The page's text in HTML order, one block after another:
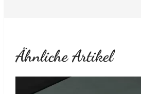
Ähnliche Artikel